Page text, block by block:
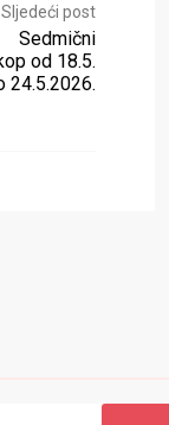
Sljedeći post
Sedmični
od 18.5.
24.5.2026.